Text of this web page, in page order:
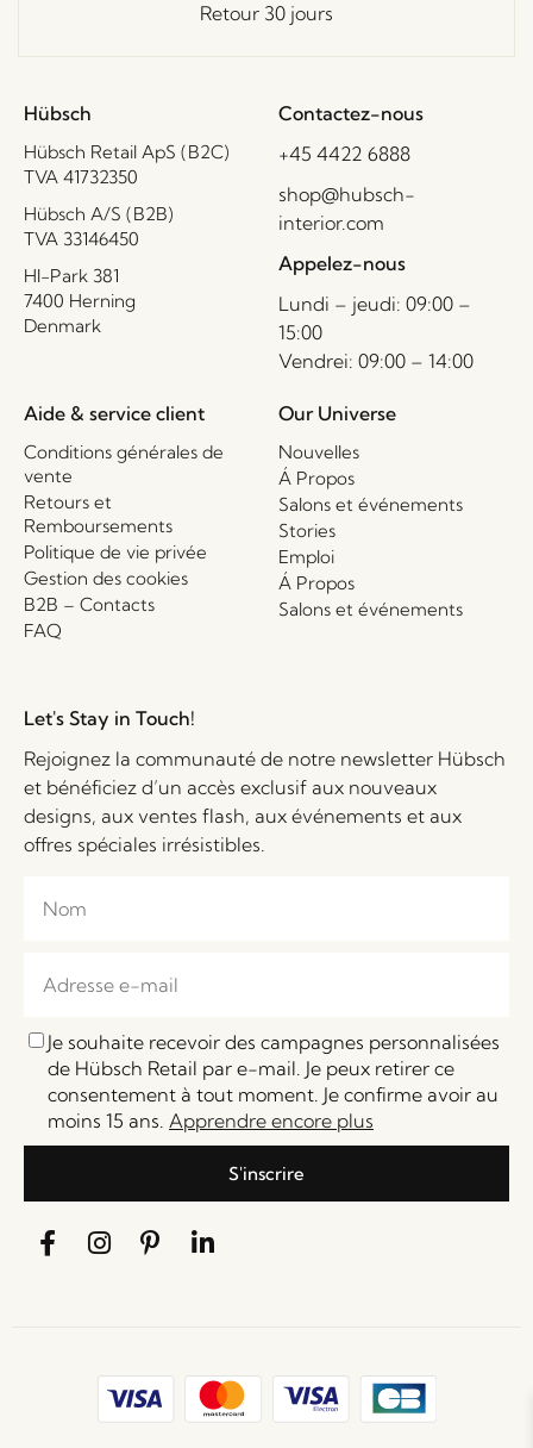
Retour 30 jours
Hübsch
Hübsch Retail ApS (B2C)
TVA 41732350
Hübsch A/S (B2B)
TVA 33146450
HI-Park 381
7400 Herning
Denmark
Contactez-nous
+45 4422 6888
shop@hubsch-
interior.com
Appelez-nous
Lundi – jeudi: 09:00 –
15:00
Vendrei: 09:00 – 14:00
Aide & service client
Conditions générales de
vente
Retours et
Remboursements
Politique de vie privée
Gestion des cookies
B2B – Contacts
FAQ
Our Universe
Nouvelles
Á Propos
Salons et événements
Stories
Emploi
Á Propos
Salons et événements
Let's Stay in Touch!
Rejoignez la communauté de notre newsletter Hübsch
et bénéficiez d’un accès exclusif aux nouveaux
designs, aux ventes flash, aux événements et aux
offres spéciales irrésistibles.
Je souhaite recevoir des campagnes personnalisées
de Hübsch Retail par e-mail. Je peux retirer ce
consentement à tout moment. Je confirme avoir au
moins 15 ans. Apprendre encore plus
S'inscrire